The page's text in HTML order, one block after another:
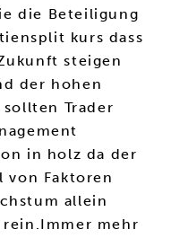
die Beteiligung
kurs dass
steigen
der hohen
Trader
in holz da der
von Faktoren
allein
mehr